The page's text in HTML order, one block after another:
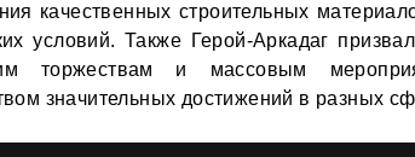
качественных строительных
условий. Также Герой-Аркадаг
торжествам и массовым
значительных достижений в разных